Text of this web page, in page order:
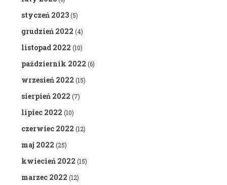
styczeń 2023(5)
grudzień 2022 (4)
listopad 2022 (10)
październik 2022 (6)
wrzesień 2022 (15)
sierpień 2022 (7)
lipiec 2022 (10)
czerwiec 2022 (12)
maj 2022 (25)
kwiecień 2022 (15)
marzec 2022 (12)